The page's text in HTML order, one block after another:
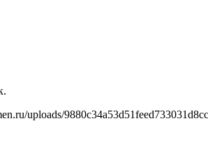
uploads/